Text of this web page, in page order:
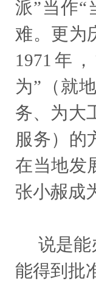
派”当作“
难。更为
1971 年
为”（就
务、为大
服务）的
在当地发
张小赧成
说是能
能得到批